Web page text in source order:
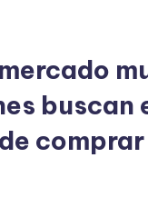
buscan
comprar